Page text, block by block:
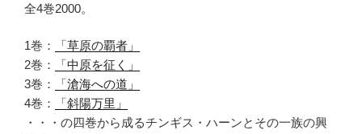
全4巻2000。
1巻：
「草原の覇者」
2巻：
「中原を征く」
3巻：
「滄海への道」
4巻：
「斜陽万里」
・・・の四巻から成るチンギス・ハーンとその一族の興